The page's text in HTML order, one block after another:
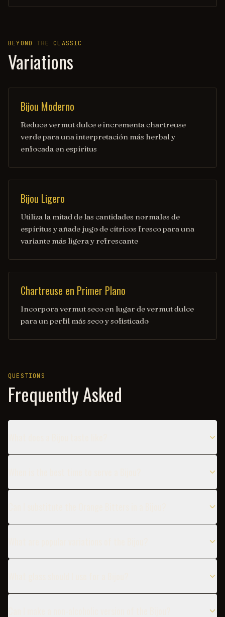
BEYOND THE CLASSIC
Variations
Bijou Moderno
Reduce vermut dulce e incrementa chartreuse
verde para una interpretación más herbal y
enfocada en espíritus
Bijou Ligero
Utiliza la mitad de las cantidades normales de
espíritus y añade jugo de cítricos fresco para una
variante más ligera y refrescante
Chartreuse en Primer Plano
Incorpora vermut seco en lugar de vermut dulce
para un perfil más seco y sofisticado
QUESTIONS
Frequently Asked